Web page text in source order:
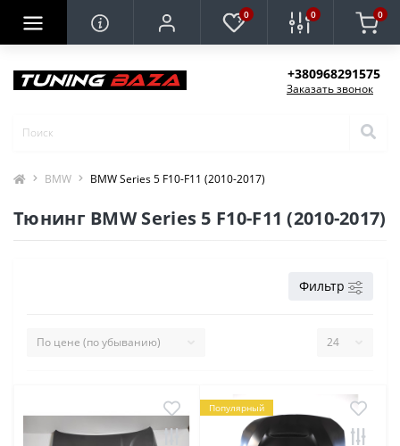
0 0 0
+380968291575
Заказать звонок
BMW BMW Series 5 F10-F11 (2010-2017)
Тюнинг BMW Series 5 F10-F11 (2010-2017)
Фильтр
Популярный